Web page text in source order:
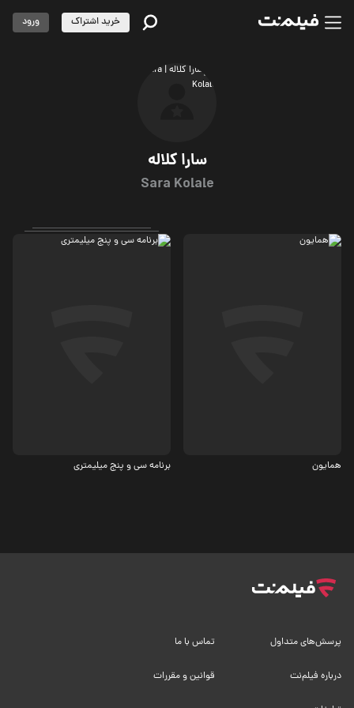
سارا کلاله
Sara Kolale
خرید اشتراک ورود
همایون برنامه سی و پنج میلیمتری
پرسش‌های متداول تماس با ما
درباره فیلم‌نت قوانین و مقررات